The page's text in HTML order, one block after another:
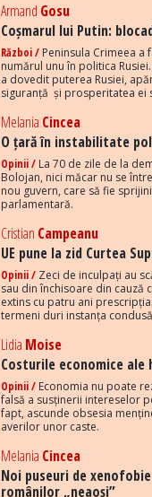
Armand Gosu
Coșmarul lui Putin:
Război / Peninsula Crimeea
numărul unu în politica
a dovedit puterea Rusiei,
siguranță și prosperitatea ei
Melania Cincea
O țară în instabilitate
Opinii / La 70 de zile de la
Bolojan, nici măcar nu se
nou guvern, care să fie
parlamentară.
Cristian Campeanu
UE pune la zid Curtea
Opinii / Zeci de inculpați au
sau din închisoare din cauză
extins cu patru ani
termeni duri instanța
Lidia Moise
Costurile economice
Opinii / Economia nu poate
falsă a susținerii intereselor
fapt, ascunde obsesia
averilor unor caste.
Melania Cincea
Noi puseuri de
românilor „neaoși”